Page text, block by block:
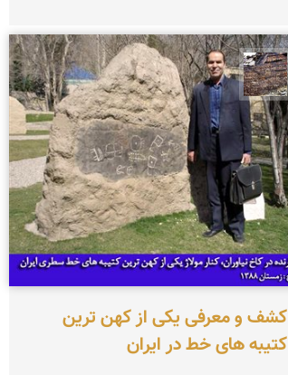
محمد ناصری فرد
کشف و معرفی یکی از کهن ترین
کتیبه های خط در ایران